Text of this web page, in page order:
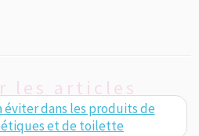
les articles
éviter dans les produits de
et de toilette